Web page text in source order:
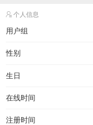
个人信息
用户组
性别
生日
在线时间
注册时间